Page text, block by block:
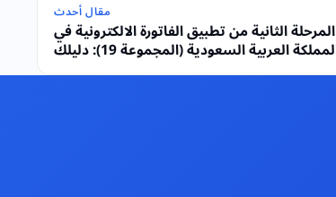
مقال أحدث
المرحلة الثانية من تطبيق الفاتورة الالكترونية في
المملكة العربية السعودية (المجموعة 19): دليلك
الشامل للامتثال الذكي